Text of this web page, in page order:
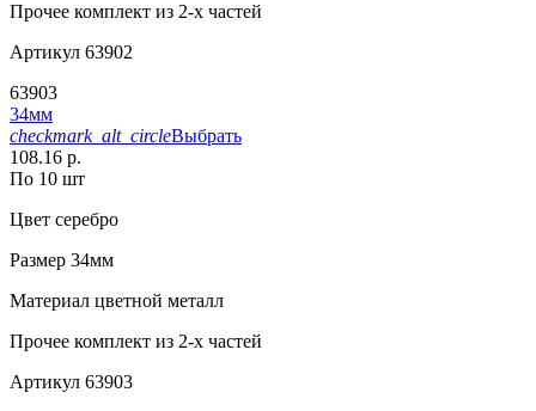
Прочее комплект из 2-х частей
Артикул 63902
63903
34мм
checkmark_alt_circleВыбрать
108.16 р.
По 10 шт
Цвет серебро
Размер 34мм
Материал цветной металл
Прочее комплект из 2-х частей
Артикул 63903